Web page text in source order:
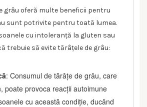
grâu oferă multe beneficii pentru
sunt potrivite pentru toată lumea.
cu intoleranță la gluten sau
trebuie să evite tărâțele de grâu:
: Consumul de tărâțe de grâu, care
poate provoca reacții autoimune
cu această condiție, ducând